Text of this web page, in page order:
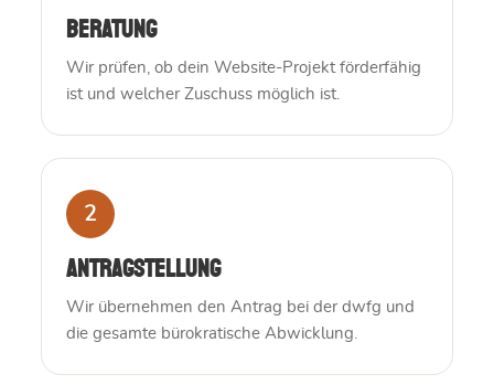
Beratung
Wir prüfen, ob dein Website-Projekt förderfähig
ist und welcher Zuschuss möglich ist.
2
Antragstellung
Wir übernehmen den Antrag bei der dwfg und
die gesamte bürokratische Abwicklung.